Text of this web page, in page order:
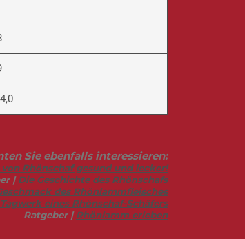
Sie ebenfalls interessieren:
Rhönschaf gesund und lecker!
|Die Geschichte des Rhönschafs
des Rhönlammfleisches
Tagwerk eines Rhönschaf-Schäfers
Ratgeber |Rhönlamm erleben